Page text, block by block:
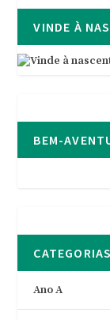
VINDE À
BEM-
CATEGORIAS
Ano A